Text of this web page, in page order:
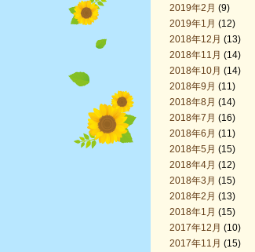
2019年2月 (9)
2019年1月 (12)
2018年12月 (13)
2018年11月 (14)
2018年10月 (14)
2018年9月 (11)
2018年8月 (14)
2018年7月 (16)
2018年6月 (11)
2018年5月 (15)
2018年4月 (12)
2018年3月 (15)
2018年2月 (13)
2018年1月 (15)
2017年12月 (10)
2017年11月 (15)